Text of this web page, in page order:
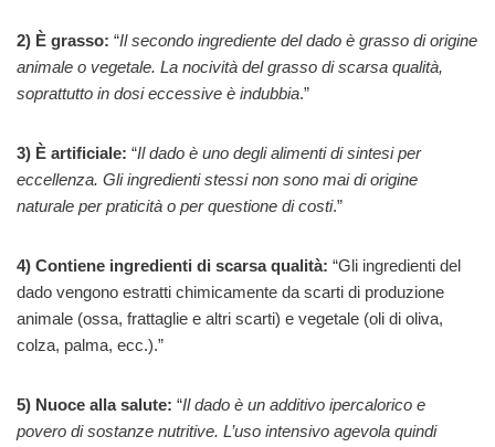
2) È grasso: “Il secondo ingrediente del dado è grasso di origine
animale o vegetale. La nocività del grasso di scarsa qualità,
soprattutto in dosi eccessive è indubbia.”
3) È artificiale: “Il dado è uno degli alimenti di sintesi per
eccellenza. Gli ingredienti stessi non sono mai di origine
naturale per praticità o per questione di costi.”
4) Contiene ingredienti di scarsa qualità: “Gli ingredienti del
dado vengono estratti chimicamente da scarti di produzione
animale (ossa, frattaglie e altri scarti) e vegetale (oli di oliva,
colza, palma, ecc.).”
5) Nuoce alla salute: “Il dado è un additivo ipercalorico e
povero di sostanze nutritive. L’uso intensivo agevola quindi